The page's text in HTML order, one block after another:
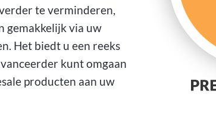
te verminderen,
gemakkelijk via uw
Het biedt u een reeks
kunt omgaan
producten aan uw